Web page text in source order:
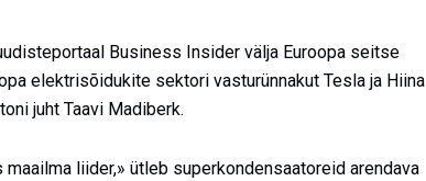
Business Insider välja Euroopa seitse
elektrisõidukite sektori vasturünnakut Tesla ja Hiina
juht Taavi Madiberk.
liider,» ütleb superkondensaatoreid arendava